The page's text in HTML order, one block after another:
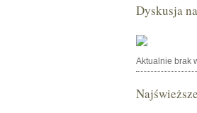
Dyskusja
Aktualnie brak